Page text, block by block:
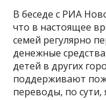
В беседе с РИА
что в настоящее
семей регулярно
денежные
детей в других
поддерживают
переводы, по